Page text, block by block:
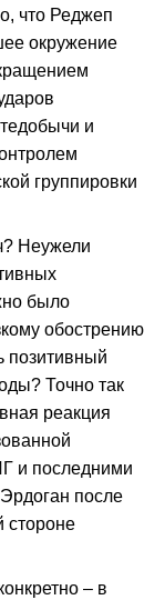
что Реджеп
окружение
и
группировки
Неужели
было
обострению
позитивный
Точно так
реакция
и последними
после
стороне
– в